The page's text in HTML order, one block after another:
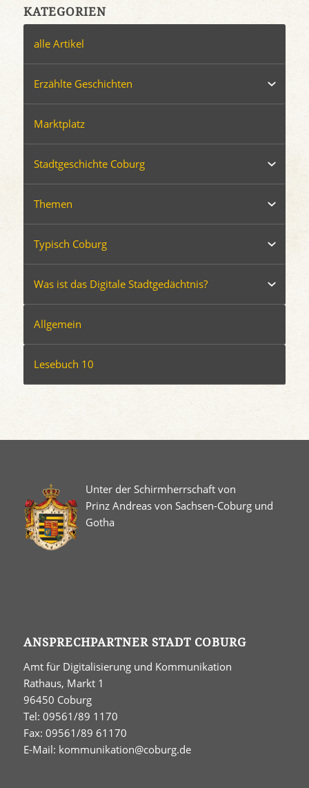
KATEGORIEN
alle Artikel
Erzählte Geschichten
Marktplatz
Stadtgeschichte Coburg
Themen
Typisch Coburg
Was ist das Digitale Stadtgedächtnis?
Allgemein
Lesebuch 10
Unter der Schirmherrschaft von
Prinz Andreas von Sachsen-Coburg und
Gotha
ANSPRECHPARTNER STADT COBURG
Amt für Digitalisierung und Kommunikation
Rathaus, Markt 1
96450 Coburg
Tel: 09561/89 1170
Fax: 09561/89 61170
E-Mail: kommunikation@coburg.de